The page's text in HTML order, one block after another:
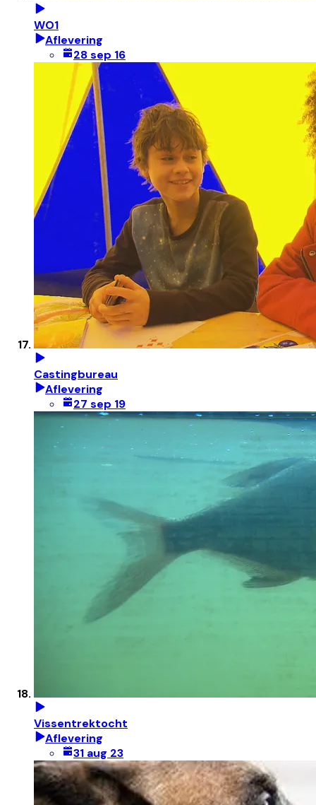
WO1
Aflevering
28 sep 16
Castingbureau
Aflevering
27 sep 19
Vissentrektocht
Aflevering
31 aug 23